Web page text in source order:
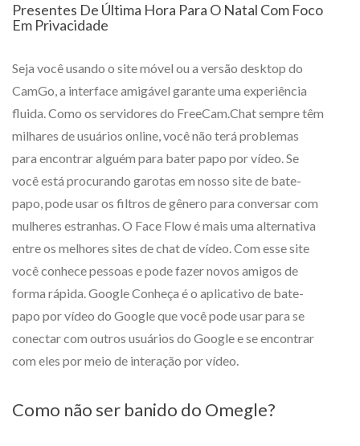
Presentes De Última Hora Para O Natal Com Foco
Em Privacidade
Seja você usando o site móvel ou a versão desktop do
CamGo, a interface amigável garante uma experiência
fluida. Como os servidores do FreeCam.Chat sempre têm
milhares de usuários online, você não terá problemas
para encontrar alguém para bater papo por vídeo. Se
você está procurando garotas em nosso site de bate-
papo, pode usar os filtros de gênero para conversar com
mulheres estranhas. O Face Flow é mais uma alternativa
entre os melhores sites de chat de vídeo. Com esse site
você conhece pessoas e pode fazer novos amigos de
forma rápida. Google Conheça é o aplicativo de bate-
papo por vídeo do Google que você pode usar para se
conectar com outros usuários do Google e se encontrar
com eles por meio de interação por vídeo.
Como não ser banido do Omegle?